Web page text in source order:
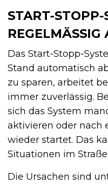
START-STOPP-
REGELMÄSSIG
Das Start-Stopp-
Stand automatisch
zu sparen, arbeitet
immer zuverlässig.
sich das System
aktivieren oder nach
wieder startet. Das
Situationen im
Die Ursachen sind